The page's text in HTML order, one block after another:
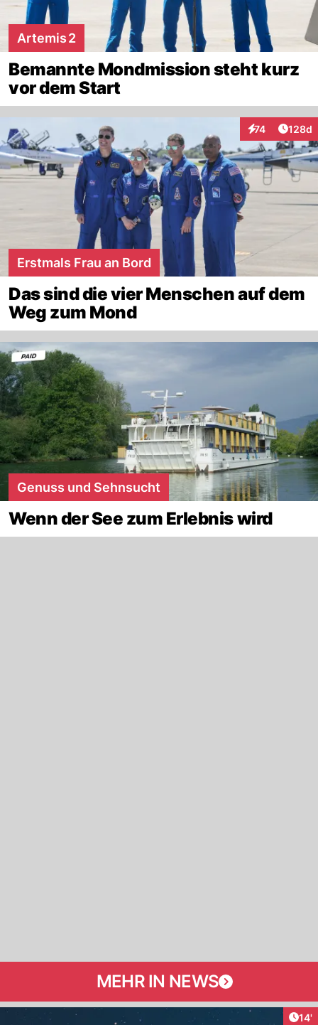
Artemis 2
Bemannte Mondmission steht kurz
vor dem Start
74
Interaktionen
128d
Erstmals Frau an Bord
Das sind die vier Menschen auf dem
Weg zum Mond
Genuss und Sehnsucht
Wenn der See zum Erlebnis wird
MEHR IN NEWS
14'